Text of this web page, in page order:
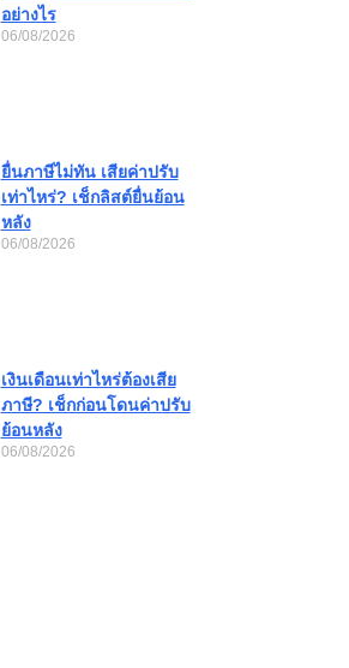
อย่างไร
06/08/2026
ยื่นภาษีไม่ทัน เสียค่าปรับ
เท่าไหร่? เช็กลิสต์ยื่นย้อน
หลัง
06/08/2026
เงินเดือนเท่าไหร่ต้องเสีย
ภาษี? เช็กก่อนโดนค่าปรับ
ย้อนหลัง
06/08/2026